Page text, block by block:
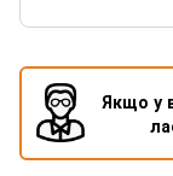
Якщо у